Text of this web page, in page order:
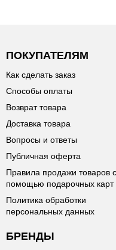
ПОКУПАТЕЛЯМ
Как сделать заказ
Способы оплаты
Возврат товара
Доставка товара
Вопросы и ответы
Публичная оферта
Правила продажи товаров с
помощью подарочных карт
Политика обработки
персональных данных
БРЕНДЫ